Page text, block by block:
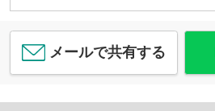
メールで共有する